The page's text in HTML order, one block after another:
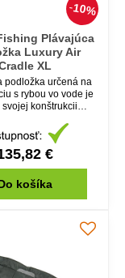
10%
Plávajúca
Luxury Air
XL
podložka určená na
s rybou vo vode je
svojej konštrukcii
ventilu ju rýchlo
nafúknete.
€
košíka